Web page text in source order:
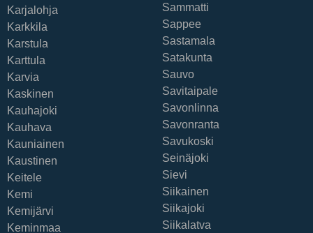
Karjalohja
Karkkila
Karstula
Karttula
Karvia
Kaskinen
Kauhajoki
Kauhava
Kauniainen
Kaustinen
Keitele
Kemi
Kemijärvi
Keminmaa
Sammatti
Sappee
Sastamala
Satakunta
Sauvo
Savitaipale
Savonlinna
Savonranta
Savukoski
Seinäjoki
Sievi
Siikainen
Siikajoki
Siikalatva